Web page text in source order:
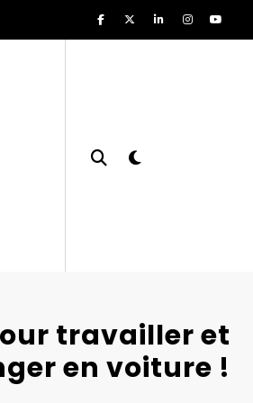
travailler et
en voiture !